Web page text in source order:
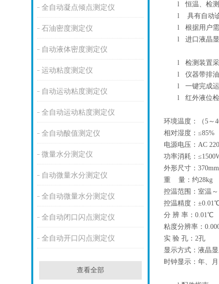
全自动凝点倾点测定仪
石油密度测定仪
自动液体密度测定仪
运动粘度测定仪
自动运动粘度测定仪
全自动运动粘度测定仪
全自动酸值测定仪
微量水分测定仪
自动微量水分测定仪
全自动微量水分测定仪
全自动闭口闪点测定仪
全自动开口闪点测定仪
查看全部
l
恒温、检
l
具有自动
l
根据用户
l
进口液晶
l
检测装置
l
仪器带排
l
一键完成
l
红外液位
环境温度：（5～
相对湿度：≤85%
电源电压：AC
功率消耗：
外形尺寸：
重 量：约28kg
控温范围：室温
控温精度：
分 辨 率：0.01℃
粘度分辨率：
实 验 孔：2孔
显示方式：液晶
时钟显示：年、